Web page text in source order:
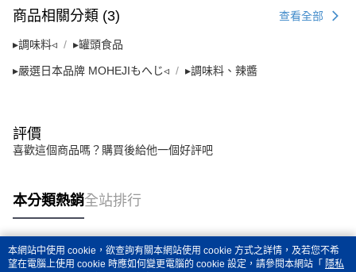
商品相關分類 (3) 查看全部
▸調味料◃ ▸罐頭食品
▸嚴選日本品牌 MOHEJIもへじ◃ ▸調味料、辣醬
評價
喜歡這個商品嗎？購買後給他一個好評吧
本分類熱銷全站排行
熱門標籤
本網站中使用 cookie，欲查詢有關本網站使用 cookie 方式之詳情，及若您不希
望在電腦上使用 cookie 時應如何變更電腦的 cookie 設定，請參閱本網站「 隱私